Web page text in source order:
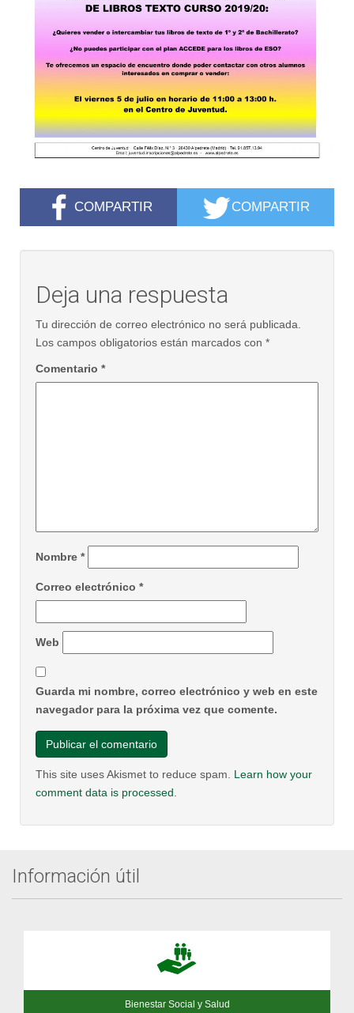
COMPARTIR COMPARTIR
Deja una respuesta
Tu dirección de correo electrónico no será publicada.
Los campos obligatorios están marcados con *
Comentario *
Nombre *
Correo electrónico *
Web
Guarda mi nombre, correo electrónico y web en este
navegador para la próxima vez que comente.
This site uses Akismet to reduce spam. Learn how your
comment data is processed.
Información útil
Bienestar Social y Salud